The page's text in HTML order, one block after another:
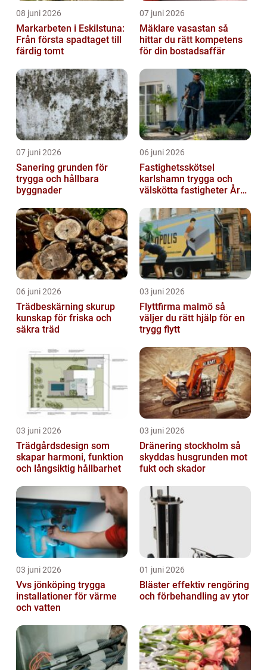
08 juni 2026
Markarbeten i Eskilstuna:
Från första spadtaget till
färdig tomt
07 juni 2026
Mäklare vasastan så
hittar du rätt kompetens
för din bostadsaffär
07 juni 2026
Sanering grunden för
trygga och hållbara
byggnader
06 juni 2026
Fastighetsskötsel
karlshamn trygga och
välskötta fastigheter Året
06 juni 2026
Trädbeskärning skurup
kunskap för friska och
säkra träd
03 juni 2026
Flyttfirma malmö så
väljer du rätt hjälp för en
trygg flytt
03 juni 2026
Trädgårdsdesign som
skapar harmoni, funktion
och långsiktig hållbarhet
03 juni 2026
Dränering stockholm så
skyddas husgrunden mot
fukt och skador
03 juni 2026
Vvs jönköping trygga
installationer för värme
och vatten
01 juni 2026
Bläster effektiv rengöring
och förbehandling av ytor